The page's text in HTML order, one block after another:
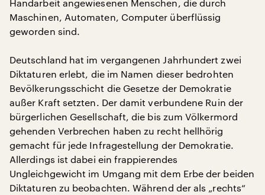
Handarbeit angewiesenen Menschen, die durch
Maschinen, Automaten, Computer überflüssig
geworden sind.
Deutschland hat im vergangenen Jahrhundert zwei
Diktaturen erlebt, die im Namen dieser bedrohten
Bevölkerungsschicht die Gesetze der Demokratie
außer Kraft setzten. Der damit verbundene Ruin der
bürgerlichen Gesellschaft, die bis zum Völkermord
gehenden Verbrechen haben zu recht hellhörig
gemacht für jede Infragestellung der Demokratie.
Allerdings ist dabei ein frappierendes
Ungleichgewicht im Umgang mit dem Erbe der beiden
Diktaturen zu beobachten. Während der als „rechts“